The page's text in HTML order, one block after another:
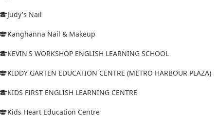
Judy's Nail
Kanghanna Nail & Makeup
KEVIN'S WORKSHOP ENGLISH LEARNING SCHOOL
KIDDY GARTEN EDUCATION CENTRE (METRO HARBOUR PLAZA)
KIDS FIRST ENGLISH LEARNING CENTRE
Kids Heart Education Centre